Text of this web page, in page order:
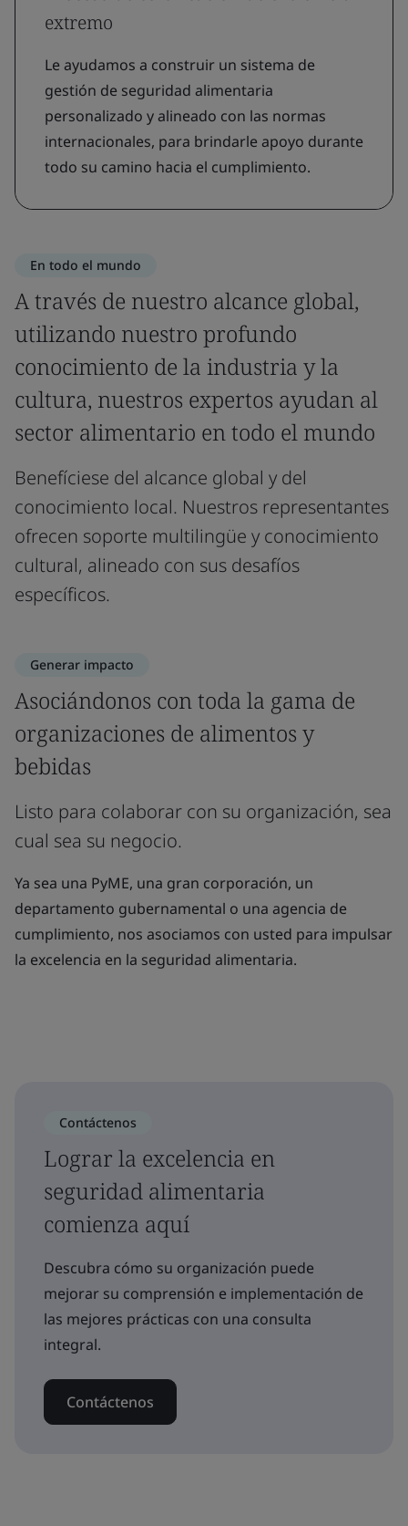
extremo
Le ayudamos a construir un sistema de
gestión de seguridad alimentaria
personalizado y alineado con las normas
internacionales, para brindarle apoyo durante
todo su camino hacia el cumplimiento.
En todo el mundo
A través de nuestro alcance global,
utilizando nuestro profundo
conocimiento de la industria y la
cultura, nuestros expertos ayudan al
sector alimentario en todo el mundo
Benefíciese del alcance global y del
conocimiento local. Nuestros representantes
ofrecen soporte multilingüe y conocimiento
cultural, alineado con sus desafíos
específicos.
Generar impacto
Asociándonos con toda la gama de
organizaciones de alimentos y
bebidas
Listo para colaborar con su organización, sea
cual sea su negocio.
Ya sea una PyME, una gran corporación, un
departamento gubernamental o una agencia de
cumplimiento, nos asociamos con usted para impulsar
la excelencia en la seguridad alimentaria.
Contáctenos
Lograr la excelencia en
seguridad alimentaria
comienza aquí
Descubra cómo su organización puede
mejorar su comprensión e implementación de
las mejores prácticas con una consulta
integral.
Contáctenos